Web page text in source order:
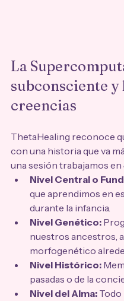
La
subconsciente y
creencias
ThetaHealing reconoce
con una historia que va
una sesión trabajamos en
Nivel Central o
que aprendimos en
durante la infancia.
Nivel Genético:
nuestros ancestros,
morfogenético
Nivel Histórico:
pasadas o de la
Nivel del Alma: Todo